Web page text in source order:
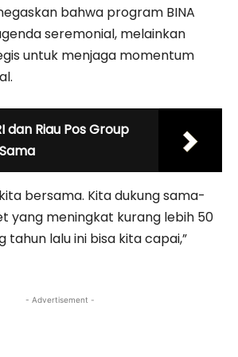
bahwa program BINA
seremonial, melainkan
untuk menjaga momentum
dan Riau Pos Group
bersama. Kita dukung sama-
yang meningkat kurang lebih 50
tahun lalu ini bisa kita capai,”
- Advertisement -